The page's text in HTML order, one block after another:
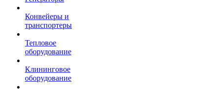
Конвейеры и
транспортеры
Тепловое
оборудование
Клининговое
оборудование